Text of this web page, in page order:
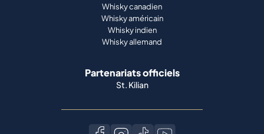
Whisky canadien
Whisky américain
Whisky indien
Whisky allemand
Partenariats officiels
St. Kilian